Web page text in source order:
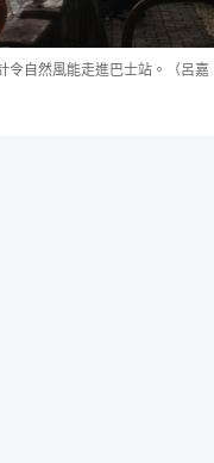
令自然風能走進巴士站。（呂嘉